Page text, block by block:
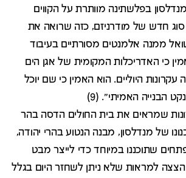
בפלשתינה מוותרת על הקווים
חדש של מודרניזם, כזה שרואה את
ממנה אלמנטים מסורתיים בעיבוד
כי האדריכלות המקומית של אגן הים
עקרונות היוליים. הוא האמין כי שם יוכל
הבנייה האמיתי". (9)
שמראים את בית החולים הדסה בהר
(1936) בתכנונו של מנדלסון, מבנה הנטוע בהרי יהודה,
שתוכננו במיוחד כדי לייצר מבט
למראות שלא ניתן לשחזר היום בגלל